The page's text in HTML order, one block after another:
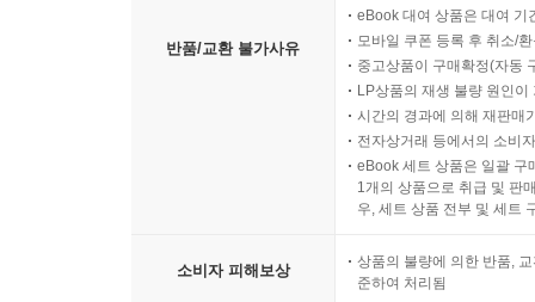
반품/교환 불가사유
eBook 대여 상품은 대여 기
모바일 쿠폰 등록 후 취소/
중고상품이 구매확정(자동
LP상품의 재생 불량 원인
시간의 경과에 의해 재판매
전자상거래 등에서의 소비
eBook 세트 상품은 일괄 구
1개의 상품으로 취급 및 판
우, 세트 상품 전부 및 세트
소비자 피해보상
상품의 불량에 의한 반품,
준하여 처리됨